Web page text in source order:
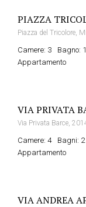
PIAZZA
Piazza del Tricolore,
Camere: 3 Bagno: 1
Appartamento
VIA PRIVATA
Via Privata Barce,
Camere: 4 Bagni: 2
Appartamento
VIA ANDREA